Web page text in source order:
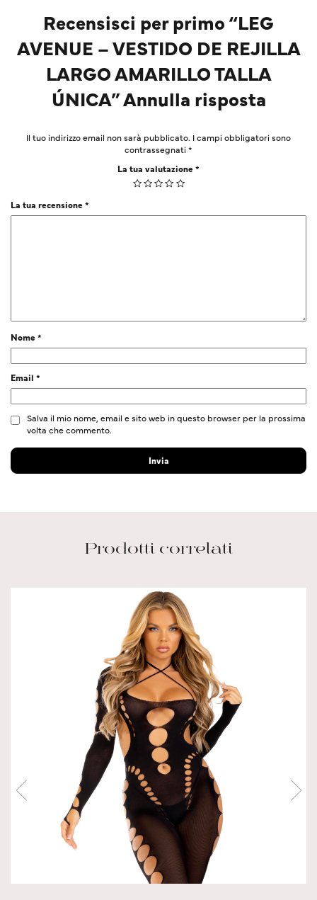
Recensisci per primo “LEG
AVENUE – VESTIDO DE REJILLA
LARGO AMARILLO TALLA
ÚNICA” Annulla risposta
Il tuo indirizzo email non sarà pubblicato. I campi obbligatori sono
contrassegnati*
La tua valutazione*
La tua recensione*
Nome*
Email *
Salva il mio nome, email e sito web in questo browser per la prossima
volta che commento.
Prodotti correlati